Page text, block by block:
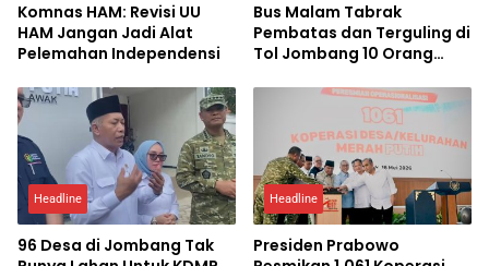
Komnas HAM: Revisi UU
HAM Jangan Jadi Alat
Pelemahan Independensi
Bus Malam Tabrak
Pembatas dan Terguling di
Tol Jombang 10 Orang
Headline
96 Desa di Jombang Tak
Headline
Presiden Prabowo